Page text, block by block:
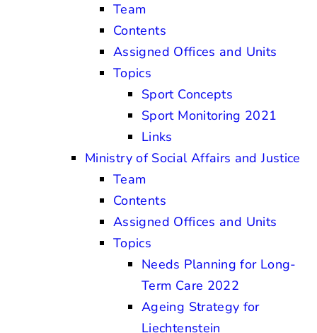
Team
Contents
Assigned Offices and Units
Topics
Sport Concepts
Sport Monitoring 2021
Links
Ministry of Social Affairs and Justice
Team
Contents
Assigned Offices and Units
Topics
Needs Planning for Long-
Term Care 2022
Ageing Strategy for
Liechtenstein